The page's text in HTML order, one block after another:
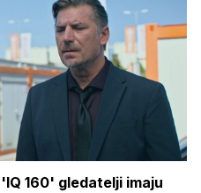
160' gledatelji imaju